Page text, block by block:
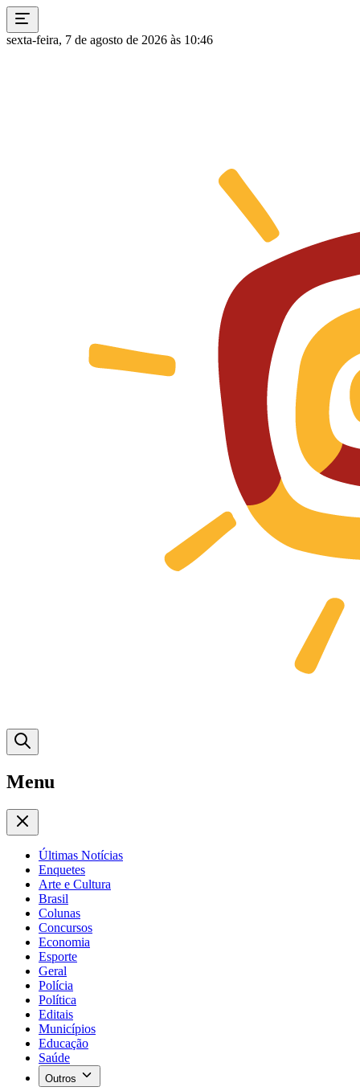
sexta-feira, 7 de agosto de 2026 às 10:46
Menu
Últimas Notícias
Enquetes
Arte e Cultura
Brasil
Colunas
Concursos
Economia
Esporte
Geral
Polícia
Política
Editais
Municípios
Educação
Saúde
Outros